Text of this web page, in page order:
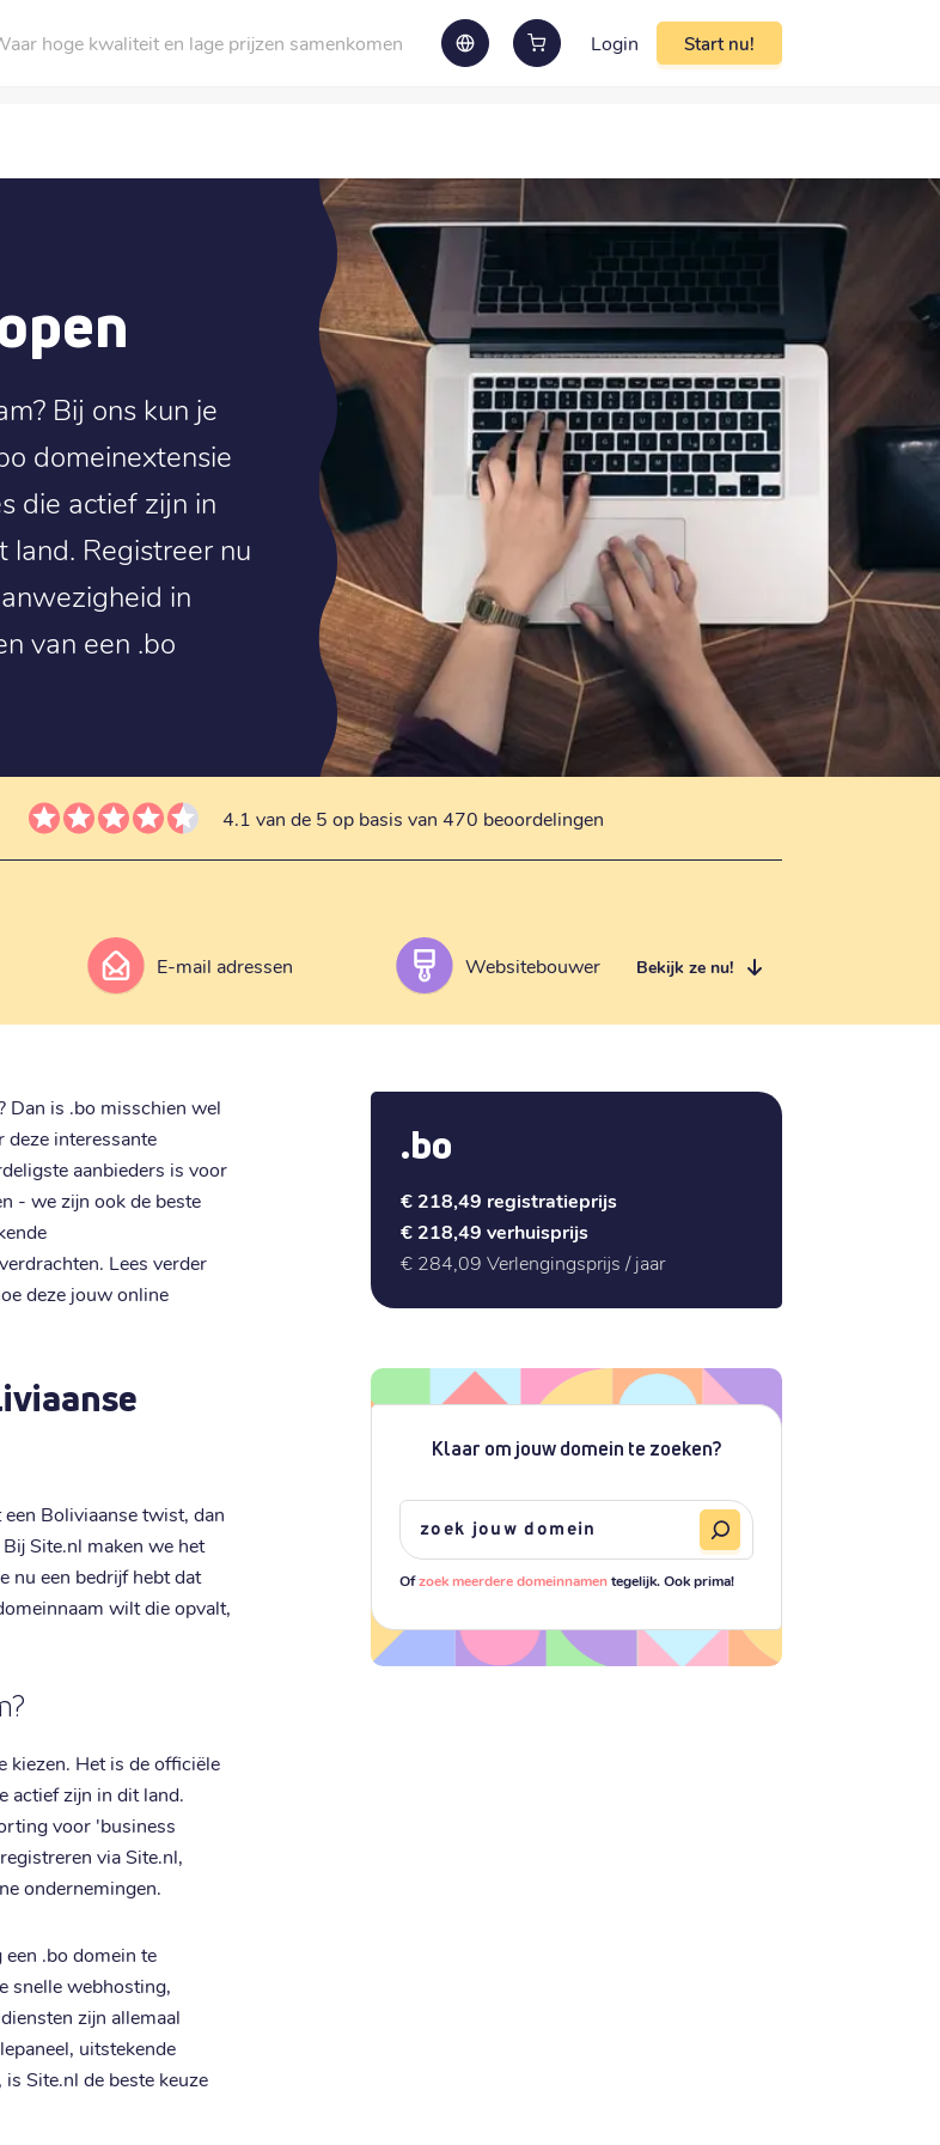
hoge kwaliteit en lage prijzen samenkomen Login Start nu!
Bij ons kun je
domeinextensie
die actief zijn in
land. Registreer nu
in
van een .bo
4.1 van de 5 op basis van 470 beoordelingen
E-mail adressen Websitebouwer Bekijk ze nu!
Dan is .bo misschien wel
deze interessante
aanbieders is voor
- we zijn ook de beste
Lees verder
deze jouw online
Boliviaanse twist, dan
Site.nl maken we het
nu een bedrijf hebt dat
wilt die opvalt,
kiezen. Het is de officiële
actief zijn in dit land.
voor 'business
via Site.nl,
ondernemingen.
.bo domein te
snelle webhosting,
zijn allemaal
uitstekende
Site.nl de beste keuze
.bo
€ 218,49 registratieprijs
€ 218,49 verhuisprijs
€ 284,09 Verlengingsprijs / jaar
Klaar om jouw domein te zoeken?
Ofzoek meerdere domeinnamentegelijk. Ook prima!